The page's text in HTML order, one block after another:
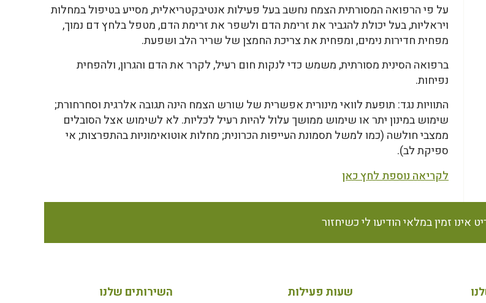
על פי הרפואה המסורתית הצמח נחשב בעל פעילות אנטיבקטריאלית, מסייע בטיפול במחלות
ויראליות, בעל יכולת להגביר את זרימת הדם ולשפר את זרימת הדם, מטפל בלחץ דם נמוך,
מפחית חדירות נימים, ומפחית את צריכת החמצן של שריר הלב ושפעת.
ברפואה הסינית מסורתית, משמש כדי לנקות חום רעיל, לקרר את הדם והגרון, ולהפחית
נפיחות.
התוויות נגד: תופעת לוואי מינורית אפשרית של שורש הצמח הינה תגובה אלרגית וסחרחורת;
שימוש במינון יתר או שימוש ממושך עלול להיות רעיל לכליות. לא לשימוש אצל הסובלים
ממצבי חולשה (כמו למשל תסמונת העייפות הכרונית; מחלות אוטואימוניות בהתפרצות; אי
ספיקת לב).
לקריאה נוספת לחץ כאן
אינו זמין במלאי הודיעו לי כשיחזור
שעות פעילות
השירותים שלנו